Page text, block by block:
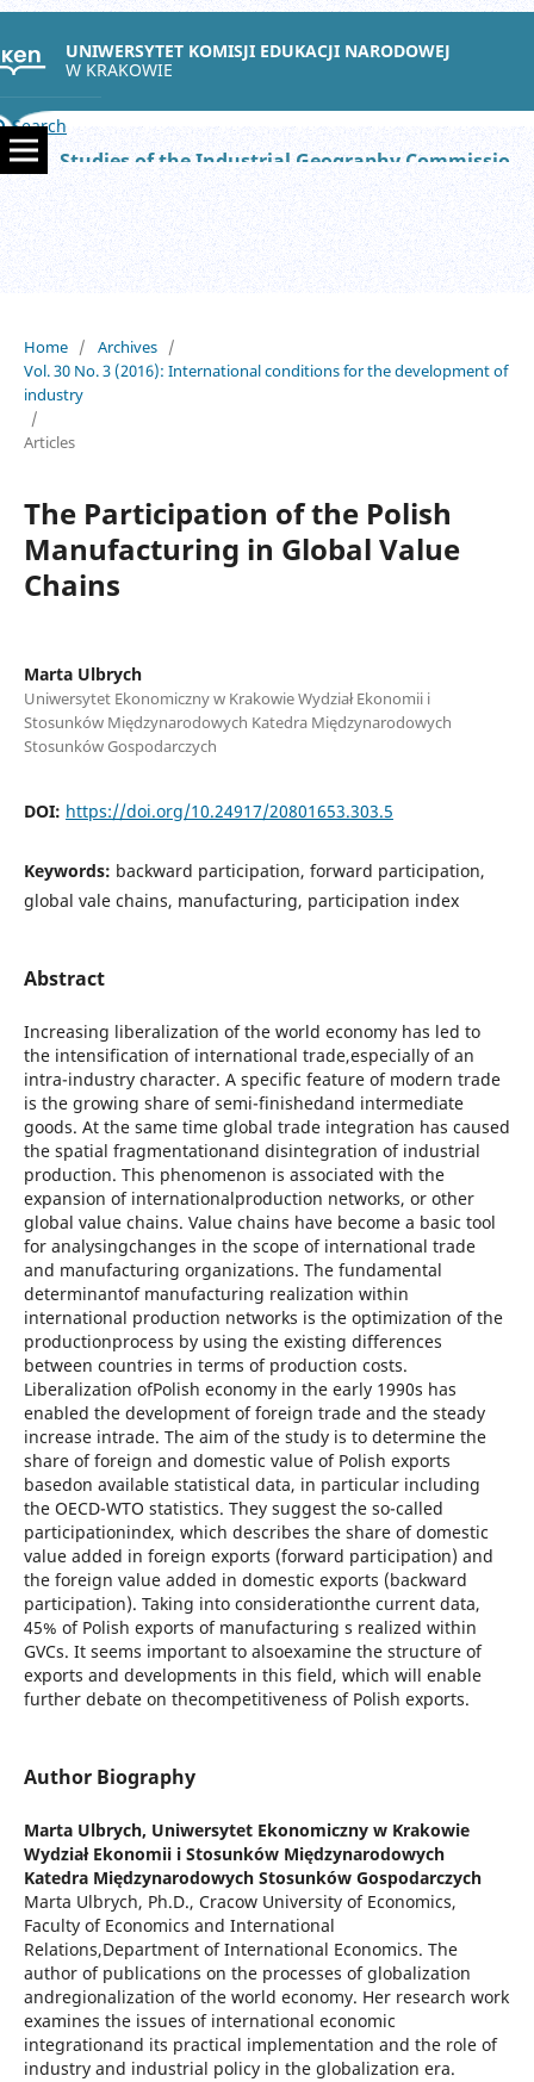
UNIWERSYTET KOMISJI EDUKACJI NARODOWEJ
W KRAKOWIE
Search
Studies of the Industrial Geography Commission of the Polish Geographical Society
Home / Archives /
Vol. 30 No. 3 (2016): International conditions for the development of
industry
/
Articles
The Participation of the Polish
Manufacturing in Global Value
Chains
Marta Ulbrych
Uniwersytet Ekonomiczny w Krakowie Wydział Ekonomii i
Stosunków Międzynarodowych Katedra Międzynarodowych
Stosunków Gospodarczych
DOI: https://doi.org/10.24917/20801653.303.5
Keywords: backward participation, forward participation,
global vale chains, manufacturing, participation index
Abstract
Increasing liberalization of the world economy has led to
the intensification of international trade,especially of an
intra-industry character. A specific feature of modern trade
is the growing share of semi-finishedand intermediate
goods. At the same time global trade integration has caused
the spatial fragmentationand disintegration of industrial
production. This phenomenon is associated with the
expansion of internationalproduction networks, or other
global value chains. Value chains have become a basic tool
for analysingchanges in the scope of international trade
and manufacturing organizations. The fundamental
determinantof manufacturing realization within
international production networks is the optimization of the
productionprocess by using the existing differences
between countries in terms of production costs.
Liberalization ofPolish economy in the early 1990s has
enabled the development of foreign trade and the steady
increase intrade. The aim of the study is to determine the
share of foreign and domestic value of Polish exports
basedon available statistical data, in particular including
the OECD-WTO statistics. They suggest the so-called
participationindex, which describes the share of domestic
value added in foreign exports (forward participation) and
the foreign value added in domestic exports (backward
participation). Taking into considerationthe current data,
45% of Polish exports of manufacturing s realized within
GVCs. It seems important to alsoexamine the structure of
exports and developments in this field, which will enable
further debate on thecompetitiveness of Polish exports.
Author Biography
Marta Ulbrych, Uniwersytet Ekonomiczny w Krakowie
Wydział Ekonomii i Stosunków Międzynarodowych
Katedra Międzynarodowych Stosunków Gospodarczych
Marta Ulbrych, Ph.D., Cracow University of Economics,
Faculty of Economics and International
Relations,Department of International Economics. The
author of publications on the processes of globalization
andregionalization of the world economy. Her research work
examines the issues of international economic
integrationand its practical implementation and the role of
industry and industrial policy in the globalization era.